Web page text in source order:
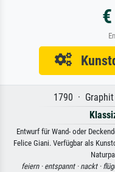
1790 ·
Entwurf für Wand- oder
Felice Giani. Verfügbar als
feiern · entspannt · nackt ·